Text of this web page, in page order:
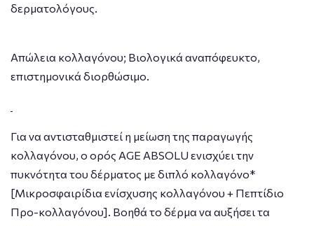
δερματολόγους.
Απώλεια κολλαγόνου; Βιολογικά αναπόφευκτο,
επιστημονικά διορθώσιμο.
Για να αντισταθμιστεί η μείωση της παραγωγής
κολλαγόνου, ο ορός AGE ABSOLU ενισχύει την
πυκνότητα του δέρματος με διπλό κολλαγόνο*
[Μικροσφαιρίδια ενίσχυσης κολλαγόνου + Πεπτίδιο
Προ-κολλαγόνου]. Βοηθά το δέρμα να αυξήσει τα